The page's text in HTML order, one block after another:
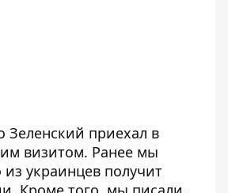
Зеленский приехал в
визитом. Ранее мы
из украинцев получит